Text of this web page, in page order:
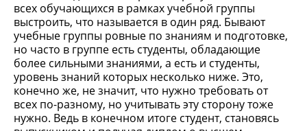
всех обучающихся в рамках учебной группы
выстроить, что называется в один ряд. Бывают
учебные группы ровные по знаниям и подготовке,
но часто в группе есть студенты, обладающие
более сильными знаниями, а есть и студенты,
уровень знаний которых несколько ниже. Это,
конечно же, не значит, что нужно требовать от
всех по-разному, но учитывать эту сторону тоже
нужно. Ведь в конечном итоге студент, становясь